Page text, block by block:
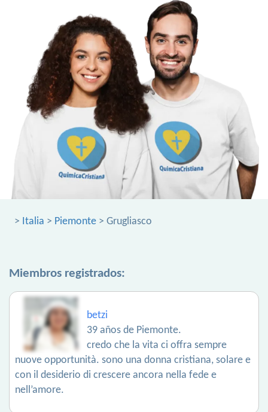
> Italia > Piemonte > Grugliasco
Miembros registrados:
betzi
39 años de Piemonte.
credo che la vita ci offra sempre
nuove opportunità. sono una donna cristiana, solare e
con il desiderio di crescere ancora nella fede e
nell’amore.